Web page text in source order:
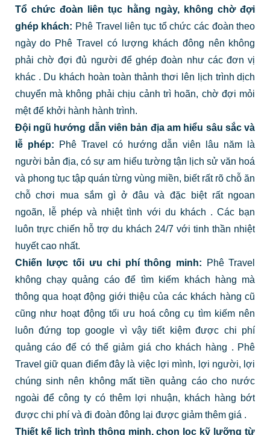
Tổ chức đoàn liên tục hằng ngày, không chờ đợi
ghép khách: Phê Travel liên tục tổ chức các đoàn theo
ngày do Phê Travel có lượng khách đông nên không
phải chờ đợi đủ người để ghép đoàn như các đơn vị
khác . Du khách hoàn toàn thảnh thơi lên lịch trình dịch
chuyển mà không phải chịu cảnh trì hoãn, chờ đợi mỏi
mệt để khởi hành hành trình.
Đội ngũ hướng dẫn viên bản địa am hiểu sâu sắc và
lễ phép:
Phê Travel có hướng dẫn viên lâu năm là
người bản địa, có sự am hiểu tường tận lịch sử văn hoá
và phong tục tập quán từng vùng miền, biết rất rõ chỗ ăn
chỗ chơi mua sắm gì ở đâu và đặc biệt rất ngoan
ngoãn, lễ phép và nhiệt tình với du khách . Các bạn
luôn trực chiến hỗ trợ du khách 24/7 với tinh thần nhiệt
huyết cao nhất.
Chiến lược tối ưu chi phí thông minh:
Phê Travel
không chạy quảng cáo để tìm kiếm khách hàng mà
thông qua hoạt động giới thiệu của các khách hàng cũ
cũng như hoạt động tối ưu hoá công cụ tìm kiếm nên
luôn đứng top google vì vậy tiết kiệm được chi phí
quảng cáo để có thể giảm giá cho khách hàng . Phê
Travel giữ quan điểm đây là việc lợi mình, lợi người, lợi
chúng sinh nên không mất tiền quảng cáo cho nước
ngoài để công ty có thêm lợi nhuận, khách hàng bớt
được chi phí và đi đoàn đông lại được giảm thêm giá .
Thiết kế lịch trình thông minh, chọn lọc kỹ lưỡng từ